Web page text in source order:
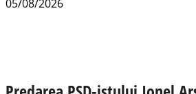
05/08/2026